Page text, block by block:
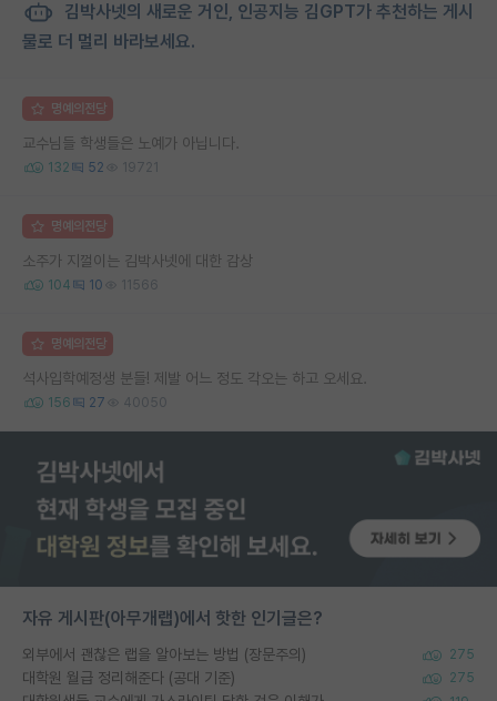
김박사넷의 새로운 거인, 인공지능 김GPT가 추천하는 게시
물로 더 멀리 바라보세요.
명예의전당
교수님들 학생들은 노예가 아닙니다.
132 52 19721
명예의전당
소주가 지껄이는 김박사넷에 대한 감상
104 10 11566
명예의전당
석사입학예정생 분들! 제발 어느 정도 각오는 하고 오세요.
156 27 40050
자유 게시판(아무개랩)에서 핫한 인기글은?
외부에서 괜찮은 랩을 알아보는 방법 (장문주의) 275
대학원 월급 정리해준다 (공대 기준) 275